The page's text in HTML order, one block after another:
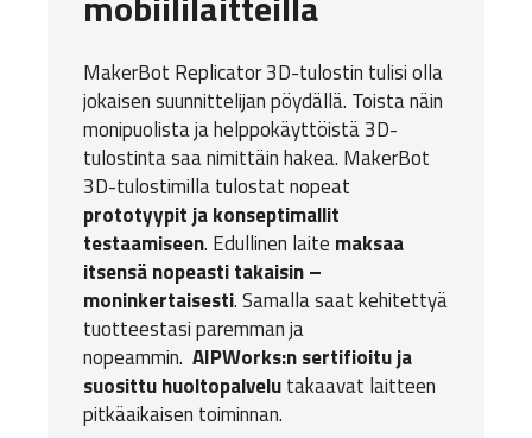
MakerBot Replicator 3D-tulostin tulisi olla
jokaisen suunnittelijan pöydällä. Toista näin
monipuolista ja helppokäyttöistä 3D-
tulostinta saa nimittäin hakea. MakerBot
3D-tulostimilla tulostat nopeat
prototyypit ja konseptimallit
testaamiseen. Edullinen laite maksaa
itsensä nopeasti takaisin –
moninkertaisesti. Samalla saat kehitettyä
tuotteestasi paremman ja
nopeammin. AIPWorks:n sertifioitu ja
suosittu huoltopalvelutakaavat laitteen
pitkäaikaisen toiminnan.